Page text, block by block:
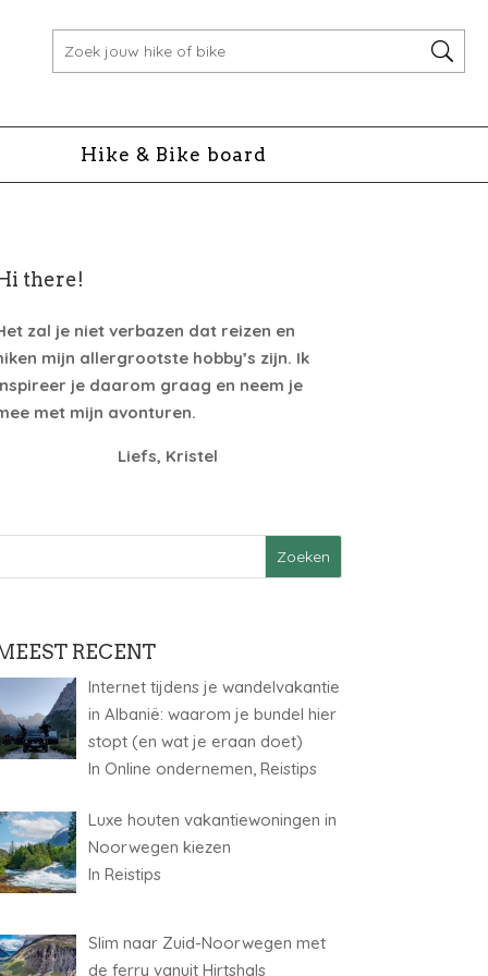
Hike & Bike board
there!
zal je niet verbazen dat reizen en
mijn allergrootste hobby’s zijn. Ik
je daarom graag en neem je
met mijn avonturen.
Liefs, Kristel
RECENT
Internet tijdens je wandelvakantie
in Albanië: waarom je bundel hier
stopt (en wat je eraan doet)
In Online ondernemen, Reistips
Luxe houten vakantiewoningen in
Noorwegen kiezen
In Reistips
Slim naar Zuid-Noorwegen met
de ferry vanuit Hirtshals